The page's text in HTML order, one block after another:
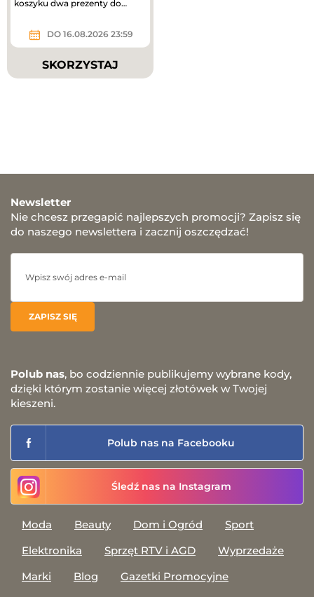
koszyku dwa prezenty do
DO 16.08.2026 23:59
SKORZYSTAJ
Newsletter
Nie chcesz przegapić najlepszych promocji? Zapisz się
do naszego newslettera i zacznij oszczędzać!
Polub nas, bo codziennie publikujemy wybrane kody,
dzięki którym zostanie więcej złotówek w Twojej
kieszeni.
Polub nas na Facebooku
Śledź nas na Instagram
Moda Beauty Dom i Ogród
Sport
Elektronika
Sprzęt RTV i AGD
Wyprzedaże
Marki
Blog
Gazetki Promocyjne